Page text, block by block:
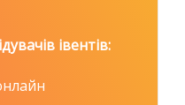
івентів: